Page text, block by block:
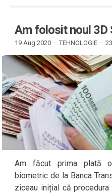
Am folosit noul 3D
19 Aug 2020 · TEHNOLOGIE ·
Am făcut prima plată
biometric de la Banca
ziceau inițial că